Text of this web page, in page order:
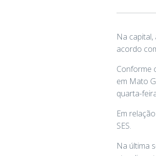
Na
acordo
Conforme
em Mato
quarta-
Em
SES.
Na última